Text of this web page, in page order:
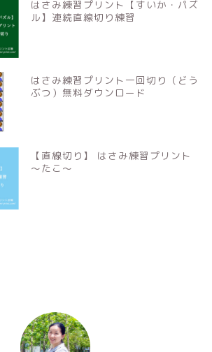
はさみ練習プリント【すいか・パズ
ル】連続直線切り練習
はさみ練習プリント一回切り（どう
ぶつ）無料ダウンロード
【直線切り】 はさみ練習プリント
〜たこ〜